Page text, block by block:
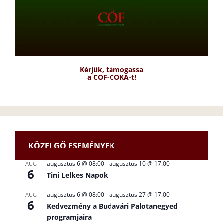
Kérjük, támogassa
a CÖF-CÖKA-t!
KÖZELGŐ ESEMÉNYEK
AUG
6
augusztus 6 @ 08:00-augusztus 10 @ 17:00
Tini Lelkes Napok
AUG
6
augusztus 6 @ 08:00-augusztus 27 @ 17:00
Kedvezmény a Budavári Palotanegyed
programjaira